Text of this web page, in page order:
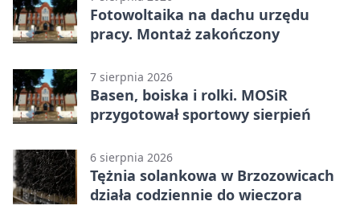
Fotowoltaika na dachu urzędu
pracy. Montaż zakończony
7 sierpnia 2026
Basen, boiska i rolki. MOSiR
przygotował sportowy sierpień
6 sierpnia 2026
Tężnia solankowa w Brzozowicach
działa codziennie do wieczora